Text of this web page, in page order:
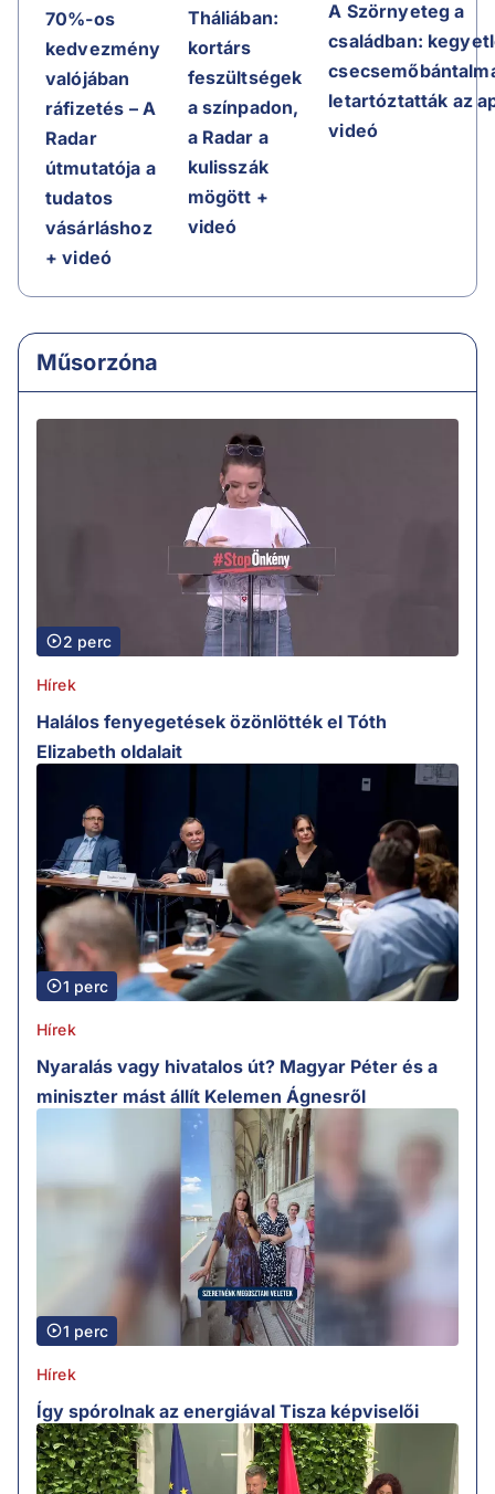
70%-os
kedvezmény
valójában
ráfizetés – A
Radar
útmutatója a
tudatos
vásárláshoz
+ videó
Tháliában:
kortárs
feszültségek
a színpadon,
a Radar a
kulisszák
mögött +
videó
A Szörnyeteg a
családban:
letartóztatták az
videó
Műsorzóna
2 perc
Hírek
Halálos fenyegetések özönlötték el Tóth
Elizabeth oldalait
1 perc
Hírek
Nyaralás vagy hivatalos út? Magyar Péter és a
miniszter mást állít Kelemen Ágnesről
1 perc
Hírek
Így spórolnak az energiával Tisza képviselői